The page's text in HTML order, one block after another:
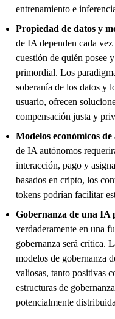
entrenamiento e
Propiedad de datos y
de IA dependen cada
cuestión de quién posee
primordial. Los
soberanía de los datos y
usuario, ofrecen
compensación justa y
Modelos económicos
de IA autónomos
interacción, pago y
basados en cripto, los
tokens podrían facilitar
Gobernanza de una IA
verdaderamente en una
gobernanza será crítica.
modelos de gobernanza
valiosas, tanto positivas
estructuras de
potencialmente